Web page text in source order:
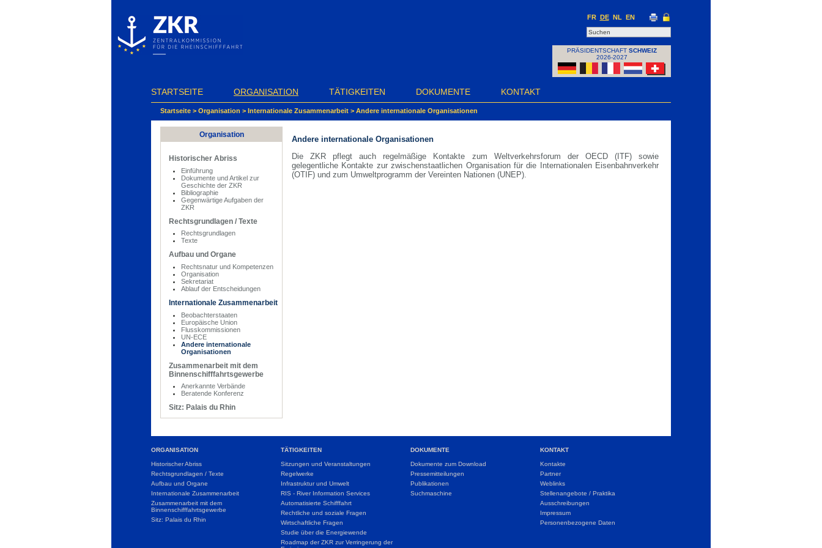
FR DE NL EN
PRÄSIDENTSCHAFT SCHWEIZ
2026-2027
STARTSEITE ORGANISATION TÄTIGKEITEN DOKUMENTE KONTAKT
Startseite > Organisation > Internationale Zusammenarbeit > Andere internationale Organisationen
Organisation
Historischer Abriss
Einführung
Dokumente und Artikel zur
Geschichte der ZKR
Bibliographie
Gegenwärtige Aufgaben der
ZKR
Rechtsgrundlagen / Texte
Rechtsgrundlagen
Texte
Aufbau und Organe
Rechtsnatur und Kompetenzen
Organisation
Sekretariat
Ablauf der Entscheidungen
Internationale Zusammenarbeit
Beobachterstaaten
Europäische Union
Flusskommissionen
UN-ECE
Andere internationale
Organisationen
Zusammenarbeit mit dem
Binnenschifffahrtsgewerbe
Anerkannte Verbände
Beratende Konferenz
Sitz: Palais du Rhin
Andere internationale Organisationen
Die ZKR pflegt auch regelmäßige Kontakte zum Weltverkehrsforum der OECD (ITF) sowie
gelegentliche Kontakte zur zwischenstaatlichen Organisation für die Internationalen Eisenbahnverkehr
(OTIF) und zum Umweltprogramm der Vereinten Nationen (UNEP).
ORGANISATION
Historischer Abriss
Rechtsgrundlagen / Texte
Aufbau und Organe
Internationale Zusammenarbeit
Zusammenarbeit mit dem
Binnenschifffahrtsgewerbe
Sitz: Palais du Rhin
TÄTIGKEITEN
Sitzungen und Veranstaltungen
Regelwerke
Infrastruktur und Umwelt
RIS - River Information Services
Automatisierte Schifffahrt
Rechtliche und soziale Fragen
Wirtschaftliche Fragen
Studie über die Energiewende
Roadmap der ZKR zur Verringerung der
DOKUMENTE
Dokumente zum Download
Pressemitteilungen
Publikationen
Suchmaschine
KONTAKT
Kontakte
Partner
Weblinks
Stellenangebote / Praktika
Ausschreibungen
Impressum
Personenbezogene Daten